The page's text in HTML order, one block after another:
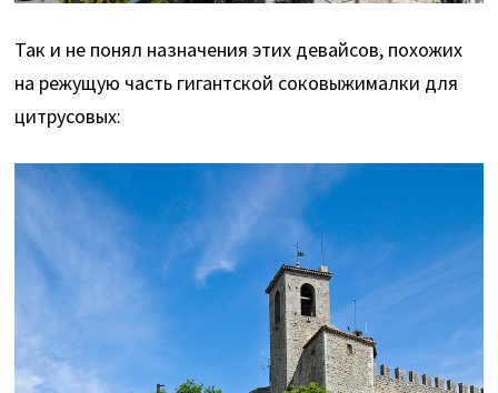
Так и не понял назначения этих девайсов, похожих
на режущую часть гигантской соковыжималки для
цитрусовых: